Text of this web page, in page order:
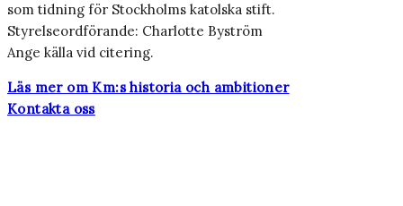
som tidning för Stockholms katolska stift.
Styrelseordförande: Charlotte Byström
Ange källa vid citering.
Läs mer om Km:s historia och ambitioner
Kontakta oss